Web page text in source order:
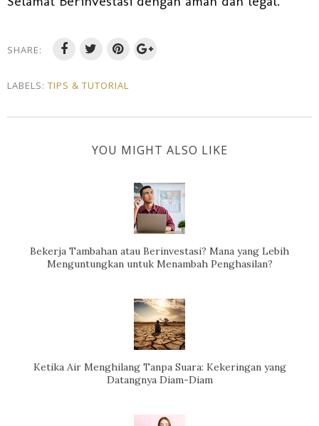
SHARE:
LABELS: TIPS & TUTORIAL
YOU MIGHT ALSO LIKE
Bekerja Tambahan atau Berinvestasi? Mana yang Lebih
Menguntungkan untuk Menambah Penghasilan?
Ketika Air Menghilang Tanpa Suara: Kekeringan yang
Datangnya Diam-Diam